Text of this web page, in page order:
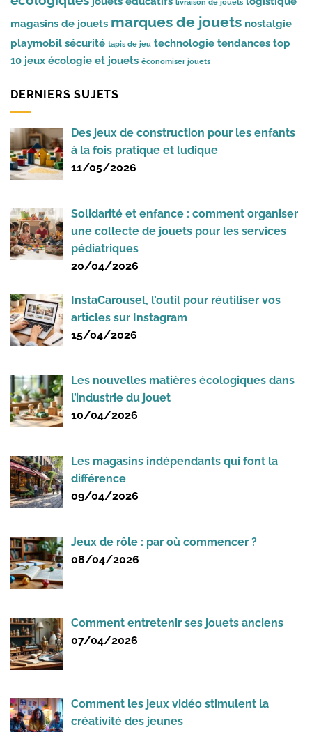
livraison de jouets
magasins de jouets marques de jouets nostalgie
playmobil sécurité tapis de jeu technologie tendances top
10 jeux écologie et jouets économiser jouets
DERNIERS SUJETS
Des jeux de construction pour les enfants
à la fois pratique et ludique
11/05/2026
Solidarité et enfance : comment organiser
une collecte de jouets pour les services
pédiatriques
20/04/2026
InstaCarousel, l’outil pour réutiliser vos
articles sur Instagram
15/04/2026
Les nouvelles matières écologiques dans
l’industrie du jouet
10/04/2026
Les magasins indépendants qui font la
différence
09/04/2026
Jeux de rôle : par où commencer ?
08/04/2026
Comment entretenir ses jouets anciens
07/04/2026
Comment les jeux vidéo stimulent la
créativité des jeunes